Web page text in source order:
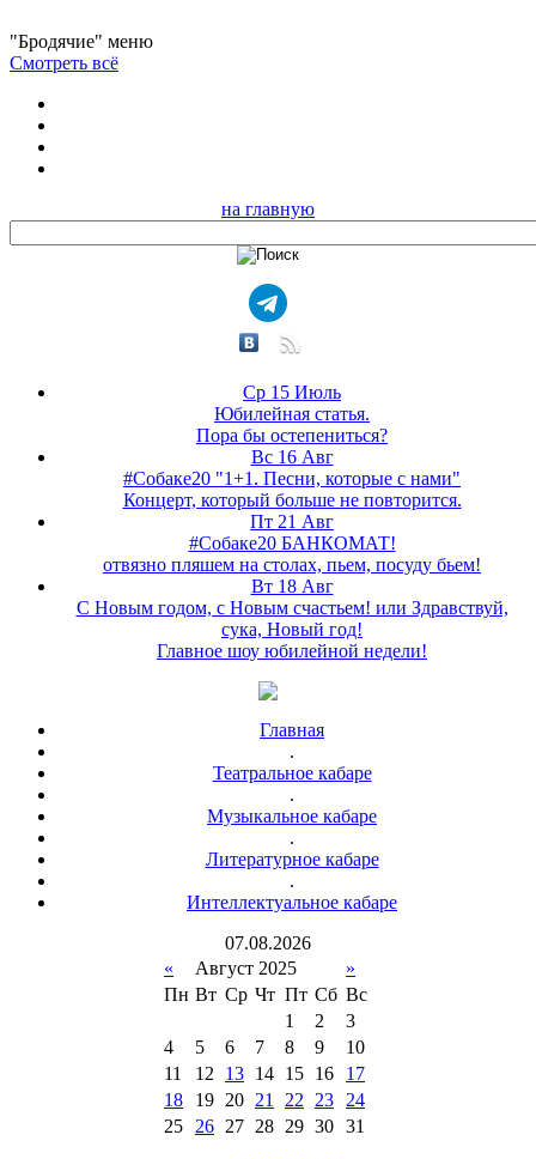
"Бродячие" меню
Смотреть всё
на главную
Ср 15 Июль
Юбилейная статья.
Пора бы остепениться?
Вс 16 Авг
#Собаке20 "1+1. Песни, которые с нами"
Концерт, который больше не повторится.
Пт 21 Авг
#Собаке20 БАНКОМАТ!
отвязно пляшем на столах, пьем, посуду бьем!
Вт 18 Авг
С Новым годом, с Новым счастьем! или Здравствуй,
сука, Новый год!
Главное шоу юбилейной недели!
Главная
.
Театральное кабаре
.
Музыкальное кабаре
.
Литературное кабаре
.
Интеллектуальное кабаре
07.08.2026
«
Август 2025
»
Пн Вт Ср Чт Пт Сб Вс
1
2
3
4
5 6 7 8 9
10
11
12 13 14 15 16
17
18
19 20 21 22 23
24
25
26 27 28 29 30 31